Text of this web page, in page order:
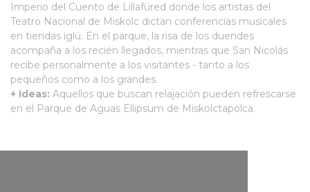
Imperio del Cuento de Lillafüred donde los artistas del
Teatro Nacional de Miskolc dictan conferencias musicales
en tiendas iglú. En el parque, la risa de los duendes
acompaña a los recién llegados, mientras que San Nicolás
recibe personalmente a los visitantes - tanto a los
pequeños como a los grandes.
+ Ideas: Aquellos que buscan relajación pueden refrescarse
en el Parque de Aguas Ellipsum de Miskolctapolca.